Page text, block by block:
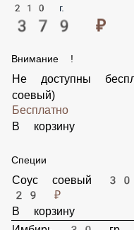
210 г.
379 ₽
Внимание !
Не доступны
соевый)
Бесплатно
В корзину
Соус соевый 30
29 ₽
В корзину